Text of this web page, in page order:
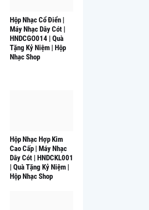
Hộp Nhạc Cổ Điển |
Máy Nhạc Dây Cót |
HNDCGO014 | Quà
Tặng Kỷ Niệm | Hộp
Nhạc Shop
Hộp Nhạc Hợp Kim
Cao Cấp | Máy Nhạc
Dây Cót | HNDCKL001
| Quà Tặng Kỷ Niệm |
Hộp Nhạc Shop